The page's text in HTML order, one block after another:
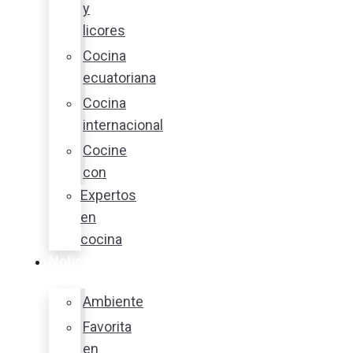
y
licores
Cocina
ecuatoriana
Cocina
internacional
Cocine
con
Expertos
en
cocina
Ambiente
Favorita
en